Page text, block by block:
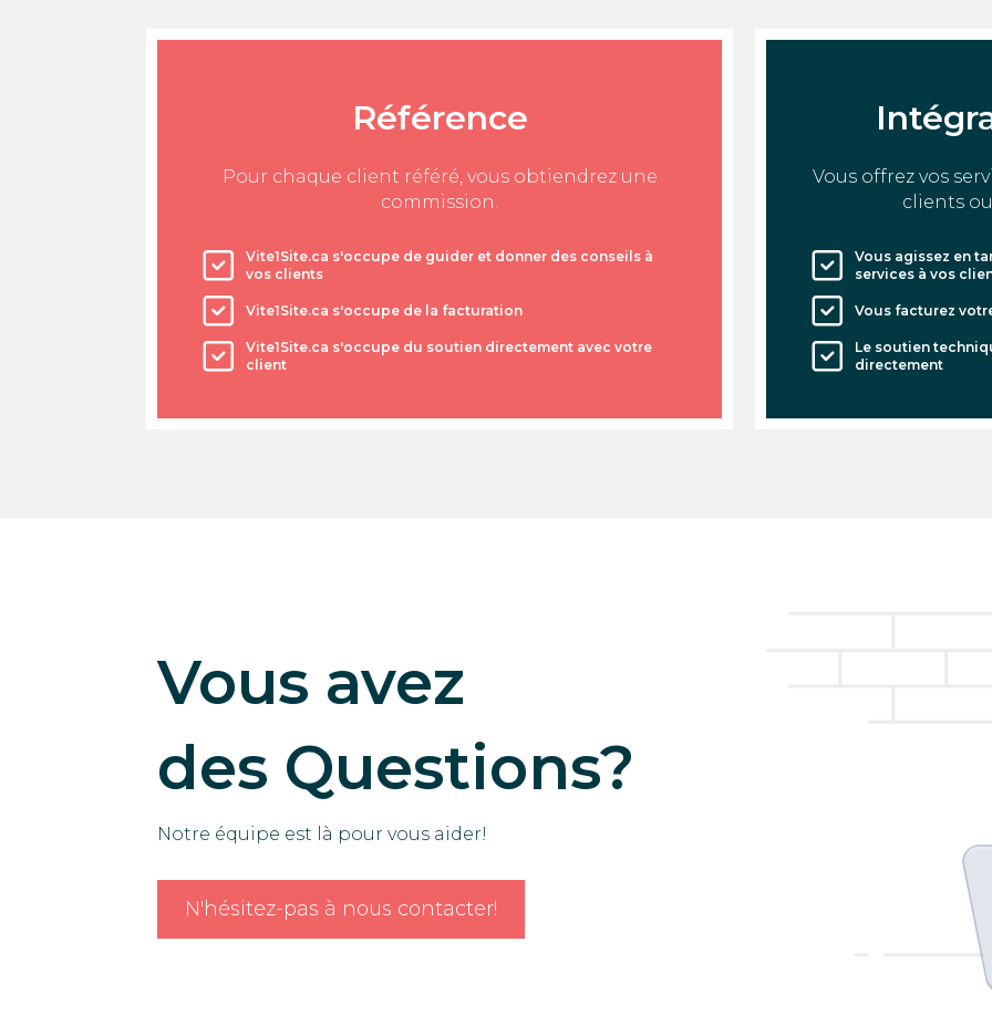
Référence
Pour chaque client référé, vous obtiendrez une
commission.
Vite1Site.ca s'occupe de guider et donner des conseils à
vos clients
Vite1Site.ca s'occupe de la facturation
Vite1Site.ca s'occupe du soutien directement avec votre
client
Vous offrez vos
clients
Vous agissez en
services à vos
Vous facturez
Le soutien
directement
Vous avez
des Questions?
Notre équipe est là pour vous aider!
N'hésitez-pas à nous contacter!